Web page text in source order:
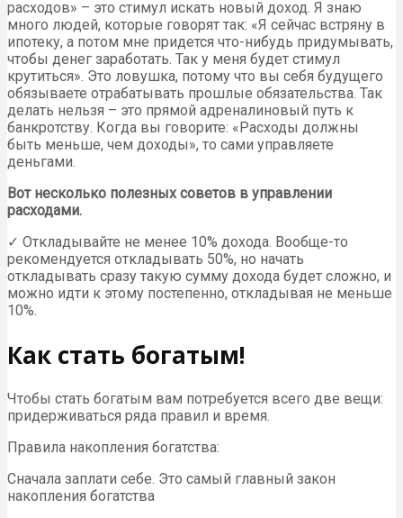
расходов» – это стимул искать новый доход. Я знаю
много людей, которые говорят так: «Я сейчас встряну в
ипотеку, а потом мне придется что-нибудь придумывать,
чтобы денег заработать. Так у меня будет стимул
крутиться». Это ловушка, потому что вы себя будущего
обязываете отрабатывать прошлые обязательства. Так
делать нельзя – это прямой адреналиновый путь к
банкротству. Когда вы говорите: «Расходы должны
быть меньше, чем доходы», то сами управляете
деньгами.
Вот несколько полезных советов в управлении
расходами.
✓ Откладывайте не менее 10% дохода. Вообще-то
рекомендуется откладывать 50%, но начать
откладывать сразу такую сумму дохода будет сложно, и
можно идти к этому постепенно, откладывая не меньше
10%.
Как стать богатым!
Чтобы стать богатым вам потребуется всего две вещи:
придерживаться ряда правил и время.
Правила накопления богатства:
Сначала заплати себе. Это самый главный закон
накопления богатства